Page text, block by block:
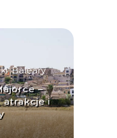
,Baleary
–
atrakcje i